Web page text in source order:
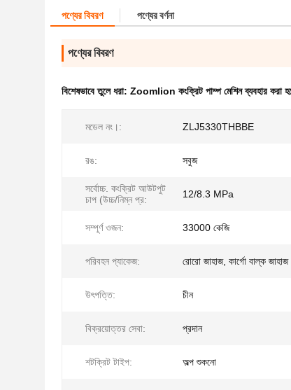
পণ্যের বিবরণ পণ্যের বর্ণনা
পণ্যের বিবরণ
বিশেষভাবে তুলে ধরা: Zoomlion কংক্রিট পাম্প মেশিন ব্যবহার করা
মডেল নং।: ZLJ5330THBBE
রঙ: সবুজ
সর্বোচ্চ. কংক্রিট আউটপুট
চাপ (উচ্চ/নিম্ন প্র:
12/8.3 MPa
সম্পূর্ণ ওজন: 33000 কেজি
পরিবহন প্যাকেজ: রোরো জাহাজ, কার্গো বাল্ক জাহাজ
উৎপত্তি: চীন
বিক্রয়োত্তর সেবা: প্রদান
শটক্রিট টাইপ: অল্প শুকনো